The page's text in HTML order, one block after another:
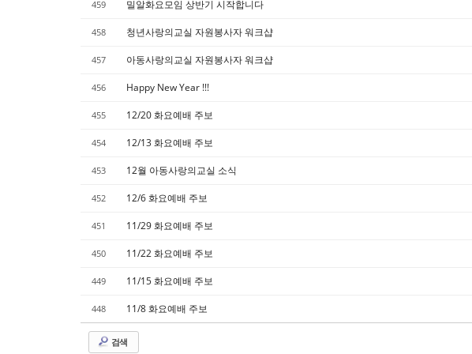
459 밀알화요모임 상반기 시작합니다
458 청년사랑의교실 자원봉사자 워크샵
457 아동사랑의교실 자원봉사자 워크샵
456 Happy New Year !!!
455 12/20 화요예배 주보
454 12/13 화요예배 주보
453 12월 아동사랑의교실 소식
452 12/6 화요예배 주보
451 11/29 화요예배 주보
450 11/22 화요예배 주보
449 11/15 화요예배 주보
448 11/8 화요예배 주보
검색